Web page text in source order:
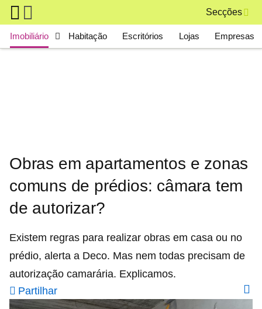
Skip to main content
Secções
Main navigation
Imobiliário Habitação Escritórios Lojas Empresas
Obras em apartamentos e zonas
comuns de prédios: câmara tem
de autorizar?
Existem regras para realizar obras em casa ou no
prédio, alerta a Deco. Mas nem todas precisam de
autorização camarária. Explicamos.
Partilhar